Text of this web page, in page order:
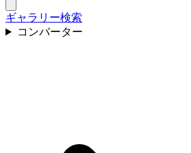
ギャラリー検索
コンバーター